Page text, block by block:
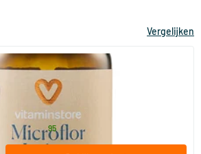
Vergelijken
(21)
Microflor Intiem
60 Plantaardige capsules
Vitaminstore
vanaf31.95